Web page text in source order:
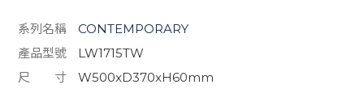
系列名稱
CONTEMPORARY
產品型號
LW1715TW
尺 寸
W500xD370xH60mm